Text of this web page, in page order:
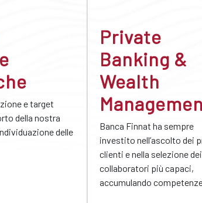
e target
della nostra
delle
Private
Banking &
Wealth
Banca Finnat ha sempre
investito nell’ascolto dei
clienti e nella selezione dei
collaboratori più capaci,
accumulando